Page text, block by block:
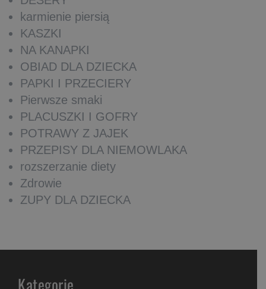
karmienie piersią
KASZKI
NA KANAPKI
OBIAD DLA DZIECKA
PAPKI I PRZECIERY
Pierwsze smaki
PLACUSZKI I GOFRY
POTRAWY Z JAJEK
PRZEPISY DLA NIEMOWLAKA
rozszerzanie diety
Zdrowie
ZUPY DLA DZIECKA